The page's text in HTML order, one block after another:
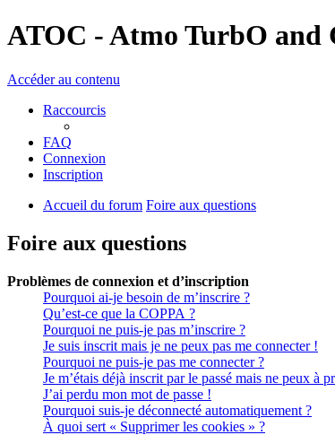
ATOC - Atmo TurbO and
Accéder au contenu
Raccourcis
FAQ
Connexion
Inscription
Accueil du forum Foire aux questions
Foire aux questions
Problèmes de connexion et d’inscription
Pourquoi ai-je besoin de m’inscrire ?
Qu’est-ce que la COPPA ?
Pourquoi ne puis-je pas m’inscrire ?
Je suis inscrit mais je ne peux pas me connecter !
Pourquoi ne puis-je pas me connecter ?
Je m’étais déjà inscrit par le passé mais ne peux à
J’ai perdu mon mot de passe !
Pourquoi suis-je déconnecté automatiquement ?
À quoi sert « Supprimer les cookies » ?